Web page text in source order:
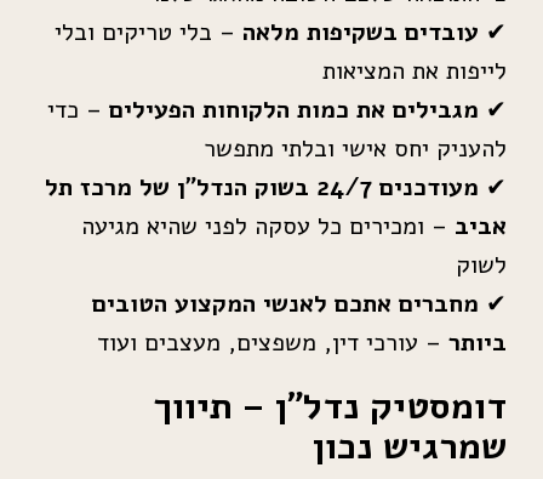
✔ עובדים בשקיפות מלאה – בלי טריקים ובלי
לייפות את המציאות
✔ מגבילים את כמות הלקוחות הפעילים – כדי
להעניק יחס אישי ובלתי מתפשר
✔
מעודכנים 24/7 בשוק הנדל”ן של מרכז תל
אביב – ומכירים כל עסקה לפני שהיא מגיעה
לשוק
✔ מחברים אתכם לאנשי המקצוע הטובים
ביותר – עורכי דין, משפצים, מעצבים ועוד
דומסטיק נדל”ן – תיווך
שמרגיש נכון